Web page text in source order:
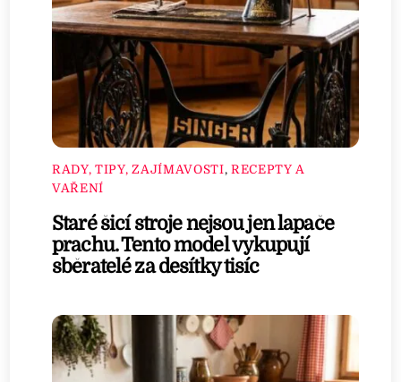
RADY, TIPY, ZAJÍMAVOSTI, RECEPTY A
VAŘENÍ
Staré šicí stroje nejsou jen lapače
prachu. Tento model vykupují
sběratelé za desítky tisíc